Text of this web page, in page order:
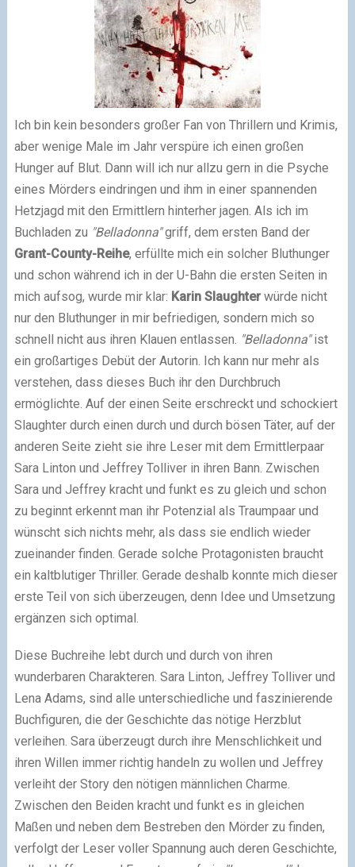
Ich bin kein besonders großer Fan von Thrillern und Krimis,
aber wenige Male im Jahr verspüre ich einen großen
Hunger auf Blut. Dann will ich nur allzu gern in die Psyche
eines Mörders eindringen und ihm in einer spannenden
Hetzjagd mit den Ermittlern hinterher jagen. Als ich im
Buchladen zu "Belladonna"griff, dem ersten Band der
Grant-County-Reihe, erfüllte mich ein solcher Bluthunger
und schon während ich in der U-Bahn die ersten Seiten in
mich aufsog, wurde mir klar: Karin Slaughterwürde nicht
nur den Bluthunger in mir befriedigen, sondern mich so
schnell nicht aus ihren Klauen entlassen. "Belladonna"ist
ein großartiges Debüt der Autorin. Ich kann nur mehr als
verstehen, dass dieses Buch ihr den Durchbruch
ermöglichte. Auf der einen Seite erschreckt und schockiert
Slaughter durch einen durch und durch bösen Täter, auf der
anderen Seite zieht sie ihre Leser mit dem Ermittlerpaar
Sara Linton und Jeffrey Tolliver in ihren Bann. Zwischen
Sara und Jeffrey kracht und funkt es zu gleich und schon
zu beginnt erkennt man ihr Potenzial als Traumpaar und
wünscht sich nichts mehr, als dass sie endlich wieder
zueinander finden. Gerade solche Protagonisten braucht
ein kaltblutiger Thriller. Gerade deshalb konnte mich dieser
erste Teil von sich überzeugen, denn Idee und Umsetzung
ergänzen sich optimal.
Diese Buchreihe lebt durch und durch von ihren
wunderbaren Charakteren. Sara Linton, Jeffrey Tolliver und
Lena Adams, sind alle unterschiedliche und faszinierende
Buchfiguren, die der Geschichte das nötige Herzblut
verleihen. Sara überzeugt durch ihre Menschlichkeit und
ihren Willen immer richtig handeln zu wollen und Jeffrey
verleiht der Story den nötigen männlichen Charme.
Zwischen den Beiden kracht und funkt es in gleichen
Maßen und neben dem Bestreben den Mörder zu finden,
verfolgt der Leser voller Spannung auch deren Geschichte,